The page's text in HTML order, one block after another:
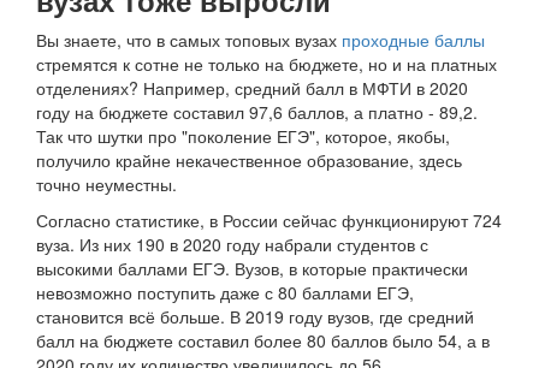
Вы знаете, что в самых топовых вузах проходные баллы
стремятся к сотне не только на бюджете, но и на платных
отделениях? Например, средний балл в МФТИ в 2020
году на бюджете составил 97,6 баллов, а платно - 89,2.
Так что шутки про "поколение ЕГЭ", которое, якобы,
получило крайне некачественное образование, здесь
точно неуместны.
Согласно статистике, в России сейчас функционируют 724
вуза. Из них 190 в 2020 году набрали студентов с
высокими баллами ЕГЭ. Вузов, в которые практически
невозможно поступить даже с 80 баллами ЕГЭ,
становится всё больше. В 2019 году вузов, где средний
балл на бюджете составил более 80 баллов было 54, а в